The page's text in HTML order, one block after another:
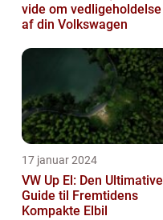
vide om vedligeholdelse
af din Volkswagen
17 januar 2024
VW Up El: Den Ultimative
Guide til Fremtidens
Kompakte Elbil